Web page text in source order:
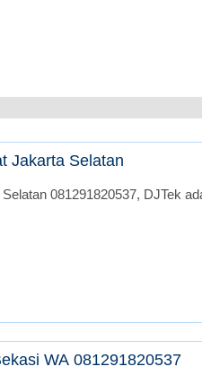
Jakarta Selatan
081291820537, DJTek
WA 081291820537